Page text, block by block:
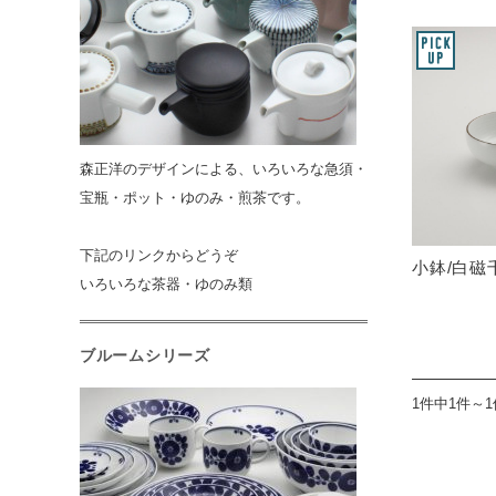
小鉢/白磁
1件中1件～
森正洋のデザインによる、いろいろな急須・
宝瓶・ポット・ゆのみ・煎茶です。
下記のリンクからどうぞ
いろいろな茶器・ゆのみ類
ブルームシリーズ